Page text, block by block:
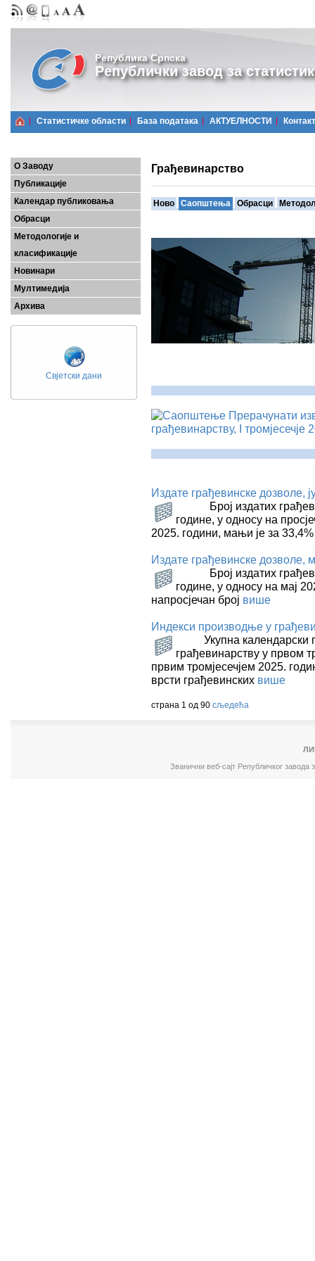
Република Српска
Републички завод за
Статистичке области Базa података АКТУЕЛНОСТИ Контакт
О Заводу
Публикације
Календар публиковања
Обрасци
Методологије и
класификације
Новинари
Мултимедија
Архива
Свјетски дани
Грађевинарство
Ново Саопштења Обрасци
Прерачунати
грађевинарству, I
Издате грађевинске дозволе,
Број издатих
године, у односу на
2025. години, мањи је за
Издате грађевинске дозволе,
Број издатих
године, у односу на мај
напросјечан број више
Индекси производње у
Укупна календарски
грађевинарству у првом
првим тромјесечјем 2025.
врсти грађевинских више
страна 1 од 90 сљедећа
Званични веб-сајт Републичког